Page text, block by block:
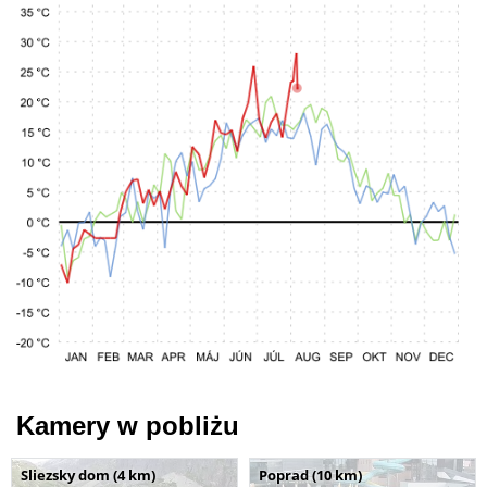
Kamery w pobliżu
Sliezsky dom (4 km) Poprad (10 km)